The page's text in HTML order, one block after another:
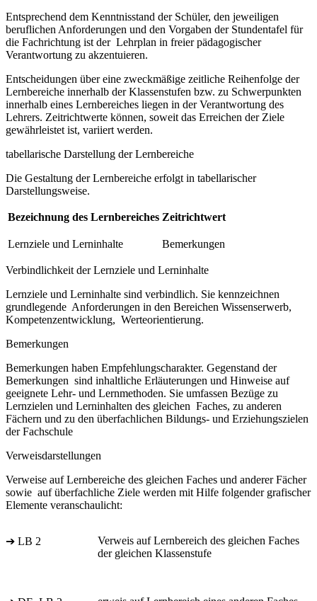
Entsprechend dem Kenntnisstand der Schüler, den jeweiligen
beruflichen Anforderungen und den Vorgaben der Stundentafel für
die Fachrichtung ist der Lehrplan in freier pädagogischer
Verantwortung zu akzentuieren.
Entscheidungen über eine zweckmäßige zeitliche Reihenfolge der
Lernbereiche innerhalb der Klassenstufen bzw. zu Schwerpunkten
innerhalb eines Lernbereiches liegen in der Verantwortung des
Lehrers. Zeitrichtwerte können, soweit das Erreichen der Ziele
gewährleistet ist, variiert werden.
tabellarische Darstellung der Lernbereiche
Die Gestaltung der Lernbereiche erfolgt in tabellarischer
Darstellungsweise.
Bezeichnung des Lernbereiches Zeitrichtwert
Lernziele und Lerninhalte Bemerkungen
Verbindlichkeit der Lernziele und Lerninhalte
Lernziele und Lerninhalte sind verbindlich. Sie kennzeichnen
grundlegende Anforderungen in den Bereichen Wissenserwerb,
Kompetenzentwicklung, Werteorientierung.
Bemerkungen
Bemerkungen haben Empfehlungscharakter. Gegenstand der
Bemerkungen sind inhaltliche Erläuterungen und Hinweise auf
geeignete Lehr- und Lernmethoden. Sie umfassen Bezüge zu
Lernzielen und Lerninhalten des gleichen Faches, zu anderen
Fächern und zu den überfachlichen Bildungs- und Erziehungszielen
der Fachschule
Verweisdarstellungen
Verweise auf Lernbereiche des gleichen Faches und anderer Fächer
sowie auf überfachliche Ziele werden mit Hilfe folgender grafischer
Elemente veranschaulicht:
➔ LB 2
Verweis auf Lernbereich des gleichen Faches
der gleichen Klassenstufe